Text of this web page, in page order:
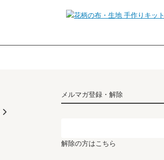
手作りキット
メルマガ登録・解除
解除の方はこちら